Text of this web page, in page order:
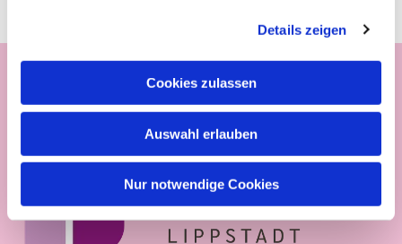
Details zeigen
Cookies zulassen
Auswahl erlauben
Nur notwendige Cookies